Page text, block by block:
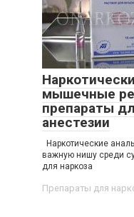
мышечные
препараты
анестезии
Наркотические
важную нишу среди
для наркоза
Препараты для